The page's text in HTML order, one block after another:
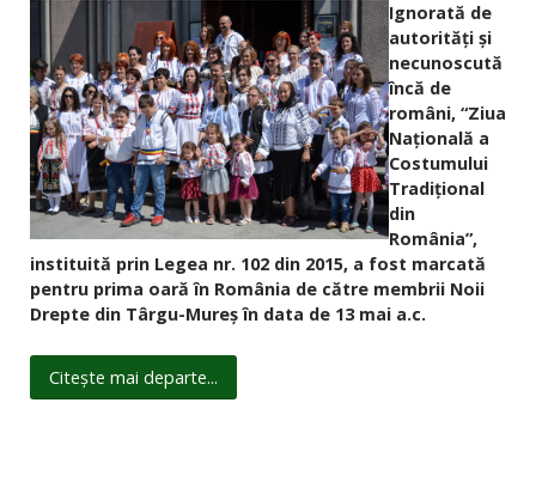
Ignorată de
autorități și
necunoscută
încă de
români, “Ziua
Naţională a
Costumului
Tradiţional
din
România”,
instituită prin Legea nr. 102 din 2015, a fost marcată
pentru prima oară în România de către membrii Noii
Drepte din Târgu-Mureş în data de 13 mai a.c.
Citește mai departe...